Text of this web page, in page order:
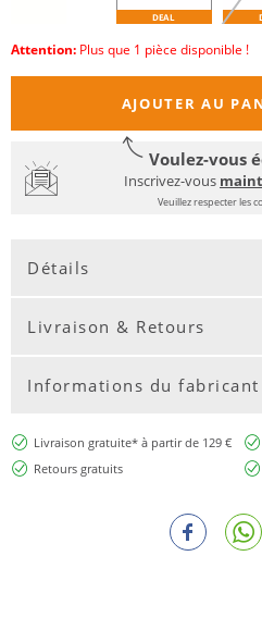
DEAL
Attention: Plus que 1 pièce disponible !
AJOUTER AU
Voulez-vous
Inscrivez-vous
Veuillez respecter les
Détails
Livraison & Retours
Informations du fabricant
Livraison gratuite* à partir de 129 €
Retours gratuits